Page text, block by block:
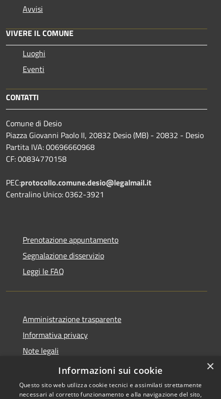
Avvisi
VIVERE IL COMUNE
Luoghi
Eventi
CONTATTI
Comune di Desio
Piazza Giovanni Paolo II, 20832 Desio (MB) - 20832 - Desio
Partita IVA: 00696660968
CF: 00834770158
PEC:protocollo.comune.desio@legalmail.it
Centralino Unico: 0362-3921
Prenotazione appuntamento
Segnalazione disservizio
Leggi le FAQ
Amministrazione trasparente
Informativa privacy
Note legali
Dichiarazione di accessibilità
×
Informazioni sui cookie
Questo sito web utilizza cookie tecnici e assimilati strettamente
necessari al corretto funzionamento e alla navigazione del sito,